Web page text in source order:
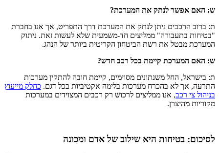
ש: האם אפשר לנתק את המערכת?
ת: ברוב הרכבים ניתן לנתק את המערכת דרך התפריט, אך אנו בחברת
"בטיחות בתעבורה" ממליצים חד-משמעית שלא לעשות זאת. ניתוק
המערכת מבטל את רשת הביטחון הקריטית ביותר של הנהג.
ש: האם המערכת קיימת בכל רכב חדש?
ת: בישראל, החל משנתונים מסוימים, קיימת חובה להתקין מערכות
התרעה, אך לא בהכרח מערכות בלימה אקטיביות בכל דגם. כחלק מייעוץ
בניהול צי רכב, אנו ממליצים לרכוש רק רכבים המצוידים במערכות
מקוריות מהיצרן.
לסיכום: בטיחות היא שילוב של אדם ומכונה